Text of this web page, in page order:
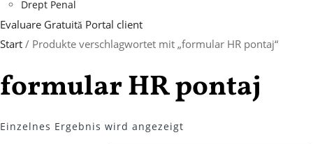
Drept Penal
Evaluare Gratuită Portal client
Start / Produkte verschlagwortet mit „formular HR pontaj“
formular HR pontaj
Einzelnes Ergebnis wird angezeigt